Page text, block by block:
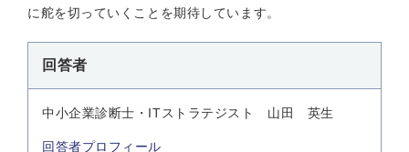
に舵を切っていくことを期待しています。
回答者
中小企業診断士・ITストラテジスト 山田 英生
回答者プロフィール